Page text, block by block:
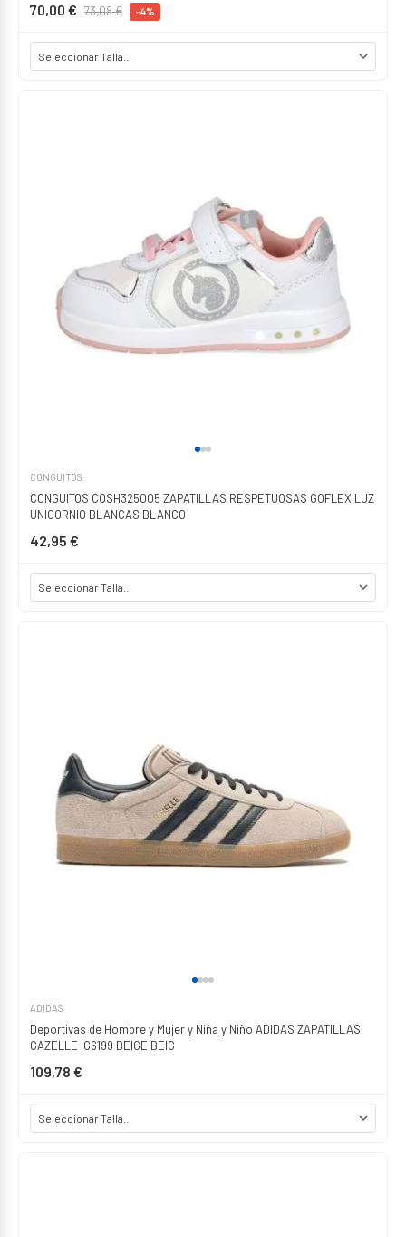
70,00 € 73,08 € -4%
CONGUITOS
CONGUITOS COSH325005 ZAPATILLAS RESPETUOSAS GOFLEX LUZ
UNICORNIO BLANCAS BLANCO
42,95 €
ADIDAS
Deportivas de Hombre y Mujer y Niña y Niño ADIDAS ZAPATILLAS
GAZELLE IG6199 BEIGE BEIG
109,78 €